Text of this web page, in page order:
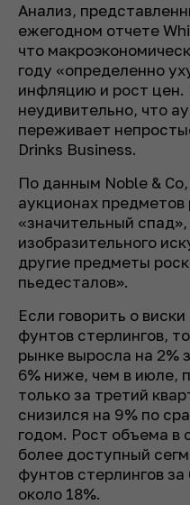
Анализ,
ежегодном отчете
что
году «определенно
инфляцию и рост цен.
неудивительно, что
переживает
Drinks Business.
По данным Noble &
аукционах
«значительный
изобразительного
другие предметы
пьедесталов».
Если говорить о
фунтов стерлингов,
рынке выросла на 2%
6% ниже, чем в июле,
только за третий
снизился на 9% по
годом. Рост объема в
более доступный
фунтов стерлингов
около 18%.